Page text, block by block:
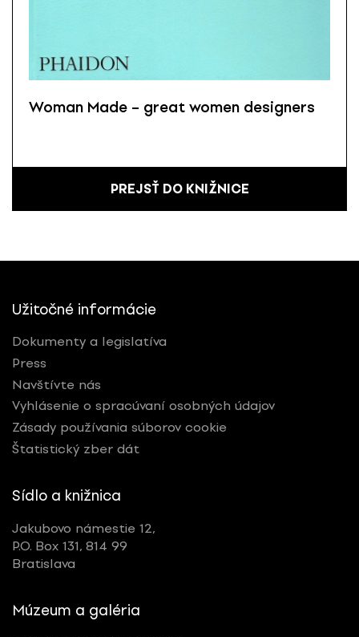
Woman Made – great women designers
PREJSŤ DO KNIŽNICE
Užitočné informácie
Dokumenty a legislatíva
Press
Navštívte nás
Vyhlásenie o spracúvaní osobných údajov
Zásady používania súborov cookie
Štatistický zber dát
Sídlo a knižnica
Jakubovo námestie 12,
P.O. Box 131, 814 99
Bratislava
Múzeum a galéria